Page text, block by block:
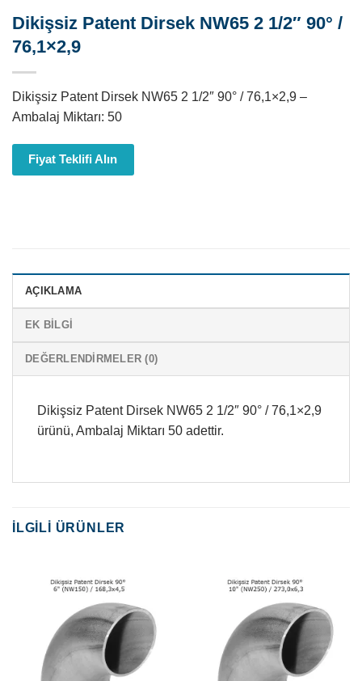
Dikişsiz Patent Dirsek NW65 2 1/2″ 90° /
76,1×2,9
Dikişsiz Patent Dirsek NW65 2 1/2″ 90° / 76,1×2,9 –
Ambalaj Miktarı: 50
Fiyat Teklifi Alın
AÇIKLAMA
EK BILGI
DEĞERLENDIRMELER (0)
Dikişsiz Patent Dirsek NW65 2 1/2″ 90° / 76,1×2,9
ürünü, Ambalaj Miktarı 50 adettir.
İLGILI ÜRÜNLER